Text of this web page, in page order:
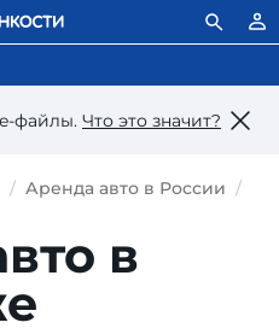
файлы. Что это значит?
Аренда авто в России
в